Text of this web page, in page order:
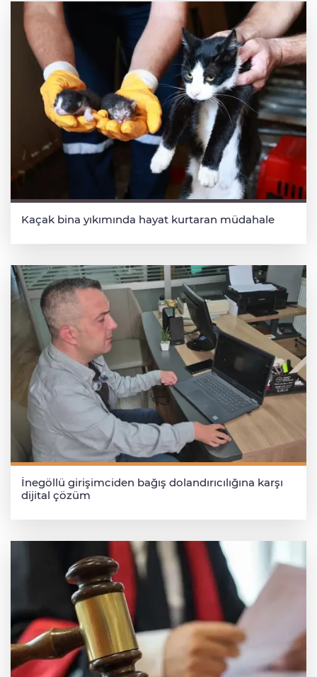
Kaçak bina yıkımında hayat kurtaran müdahale
İnegöllü girişimciden bağış dolandırıcılığına karşı
dijital çözüm